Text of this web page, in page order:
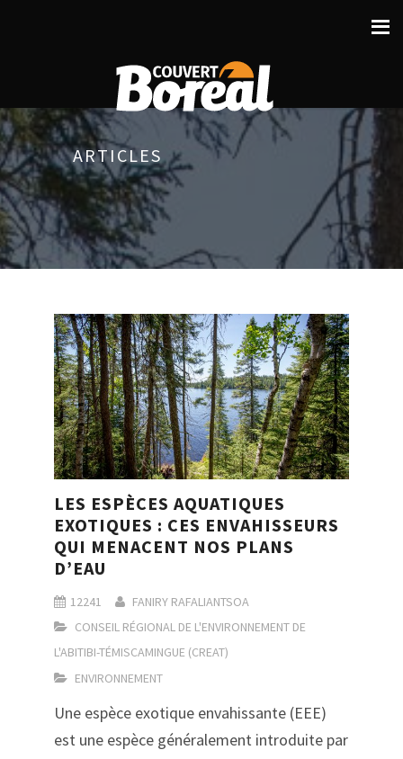
ARTICLES
LES ESPÈCES AQUATIQUES
EXOTIQUES : CES ENVAHISSEURS
QUI MENACENT NOS PLANS
D’EAU
12241
FANIRY RAFALIANTSOA
CONSEIL RÉGIONAL DE L'ENVIRONNEMENT DE
L'ABITIBI-TÉMISCAMINGUE (CREAT)
ENVIRONNEMENT
Une espèce exotique envahissante (EEE)
est une espèce généralement introduite par